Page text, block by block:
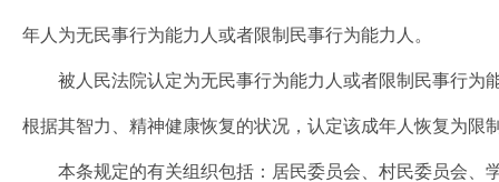
年人为无民事行为能力人或者限制民事行为能力人。
被人民法院认定为无民事行为能力人或者限制民事行为
根据其智力、精神健康恢复的状况，认定该成年人恢复为限
本条规定的有关组织包括：居民委员会、村民委员会、